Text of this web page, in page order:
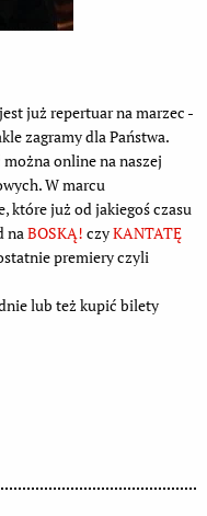
już repertuar na marzec -
zagramy dla Państwa.
online na naszej
W marcu
które już od jakiegoś czasu
naBOSKĄ! czyKANTATĘ
premiery czyli
lub też kupić bilety